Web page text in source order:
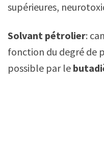
supérieures,
Solvant pétrolier:
fonction du degré de
possible par le